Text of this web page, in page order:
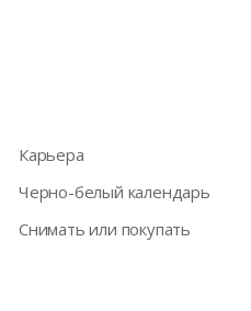
Карьера
Черно-белый календарь
Снимать или покупать